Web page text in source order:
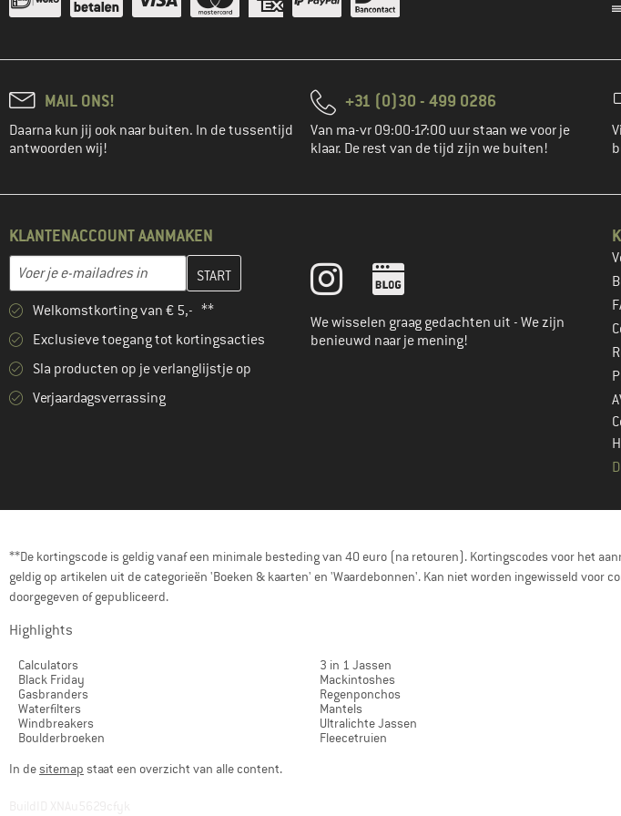
MAIL ONS!
Daarna kun jij ook naar buiten. In de tussentijd
antwoorden wij!
+31 (0)30 - 499 0286
Van ma-vr 09:00-17:00 uur staan we voor je
klaar. De rest van de tijd zijn we buiten!
KLANTENACCOUNT AANMAKEN
E-mailadres
Vul je e-mailadres hier in en maak in de volgende stap je klantenaccount aan
Welkomstkorting van € 5,- **
Exclusieve toegang tot kortingsacties
Sla producten op je verlanglijstje op
Verjaardagsverrassing
We wisselen graag gedachten uit - We zijn
benieuwd naar je mening!
**De kortingscode is geldig vanaf een minimale besteding van 40 euro (na retouren). Kortingscodes voor het
geldig op artikelen uit de categorieën 'Boeken & kaarten' en 'Waardebonnen'. Kan niet worden ingewisseld
doorgegeven of gepubliceerd.
Highlights
Calculators
Black Friday
Gasbranders
Waterfilters
Windbreakers
Boulderbroeken
3 in 1 Jassen
Mackintoshes
Regenponchos
Mantels
Ultralichte Jassen
Fleecetruien
In desitemap staat een overzicht van alle content.